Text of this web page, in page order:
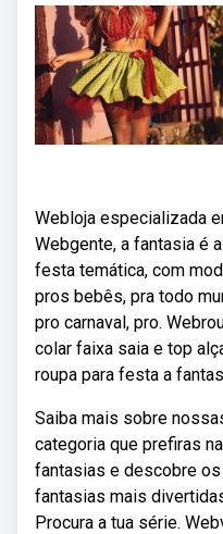
Webloja especializada
Webgente, a fantasia é
festa temática, com
pros bebês, pra todo
pro carnaval, pro.
colar faixa saia e top
roupa para festa a
Saiba mais sobre
categoria que prefiras
fantasias e descobre
fantasias mais
Procura a tua série.